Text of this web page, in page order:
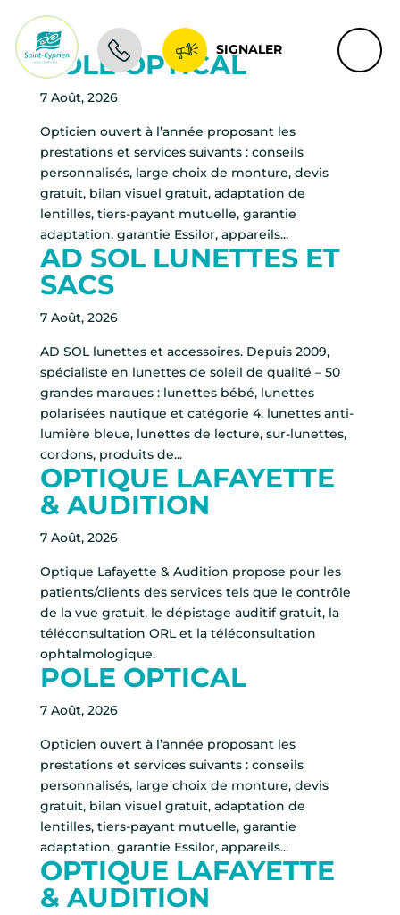
SIGNALER
POLE OPTICAL
7 Août, 2026
Opticien ouvert à l’année proposant les
prestations et services suivants : conseils
personnalisés, large choix de monture, devis
gratuit, bilan visuel gratuit, adaptation de
lentilles, tiers-payant mutuelle, garantie
adaptation, garantie Essilor, appareils...
AD SOL LUNETTES ET
SACS
7 Août, 2026
AD SOL lunettes et accessoires. Depuis 2009,
spécialiste en lunettes de soleil de qualité – 50
grandes marques : lunettes bébé, lunettes
polarisées nautique et catégorie 4, lunettes anti-
lumière bleue, lunettes de lecture, sur-lunettes,
cordons, produits de...
OPTIQUE LAFAYETTE
& AUDITION
7 Août, 2026
Optique Lafayette & Audition propose pour les
patients/clients des services tels que le contrôle
de la vue gratuit, le dépistage auditif gratuit, la
téléconsultation ORL et la téléconsultation
ophtalmologique.
POLE OPTICAL
7 Août, 2026
Opticien ouvert à l’année proposant les
prestations et services suivants : conseils
personnalisés, large choix de monture, devis
gratuit, bilan visuel gratuit, adaptation de
lentilles, tiers-payant mutuelle, garantie
adaptation, garantie Essilor, appareils...
OPTIQUE LAFAYETTE
& AUDITION